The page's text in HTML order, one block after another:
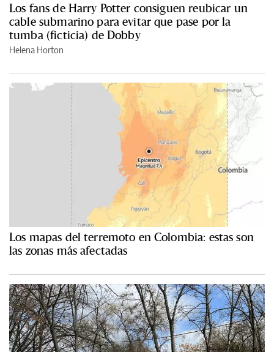
Los fans de Harry Potter consiguen reubicar un
cable submarino para evitar que pase por la
tumba (ficticia) de Dobby
Helena Horton
Los mapas del terremoto en Colombia: estas son
las zonas más afectadas